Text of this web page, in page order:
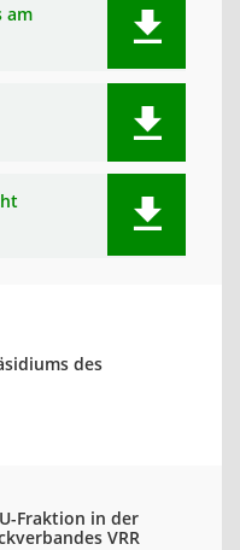
am
des
Fraktion in der
VRR